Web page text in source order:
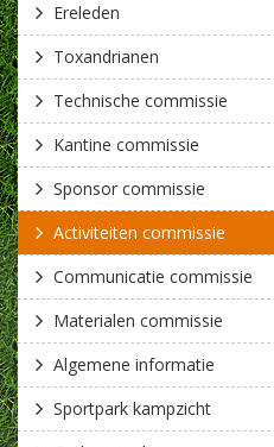
Ereleden
Toxandrianen
Technische commissie
Kantine commissie
Sponsor commissie
Activiteiten commissie
Communicatie commissie
Materialen commissie
Algemene informatie
Sportpark kampzicht